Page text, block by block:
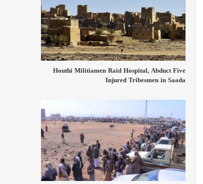
Houthi Militiamen Raid Hospital, Abduct Five
Injured Tribesmen in Saada